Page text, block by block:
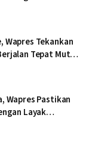
Wapres Tekankan
Tepat Mutu
Wapres Pastikan
Layak